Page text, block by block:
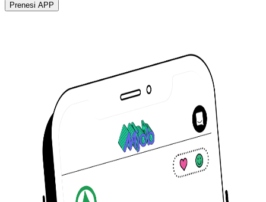
Prenesi APP